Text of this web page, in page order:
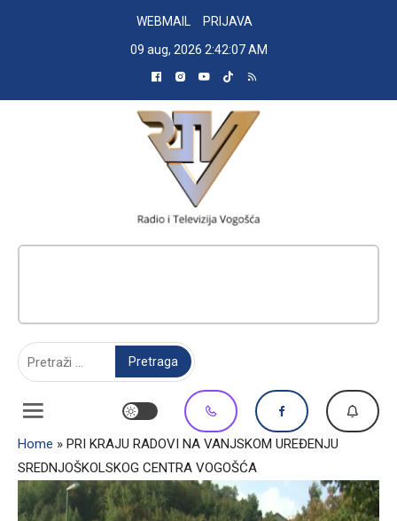
WEBMAIL
PRIJAVA
09 aug, 2026 2:42:08 AM
Home » PRI KRAJU RADOVI NA VANJSKOM UREĐENJU
SREDNJOŠKOLSKOG CENTRA VOGOŠĆA